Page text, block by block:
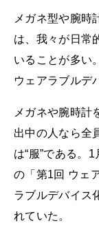
メガネ型や腕時
は、我々が日常
いることが多い
ウェアラブルデ
メガネや腕時計
出中の人なら全
は“服”である。
の「第1回 ウェ
ラブルデバイス
れていた。